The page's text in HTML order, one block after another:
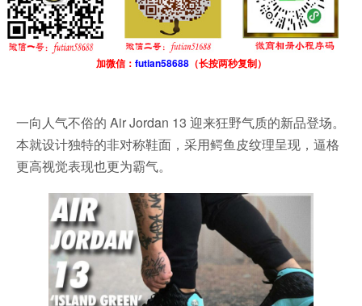
加微信： futian58688（长按两秒复制）
一向人气不俗的 Air Jordan 13 迎来狂野气质的新品登场。
本就设计独特的非对称鞋面，采用鳄鱼皮纹理呈现，逼格
更高视觉表现也更为霸气。